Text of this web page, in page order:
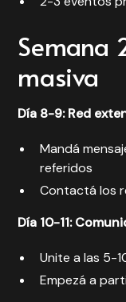
Semana
masiva
Día 8-9: Red
Mandá
referidos
Contactá los
Día 10-11:
Unite a las 5-
Empezá a